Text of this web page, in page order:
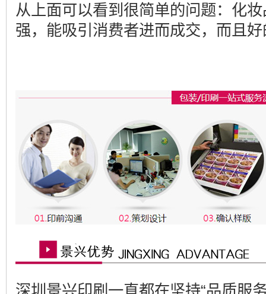
从上面可以看到很简单的问题：化
强，能吸引消费者进而成交，而且
深圳景兴印刷一直都在坚持“品质服